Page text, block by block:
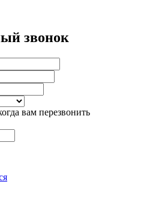
звонок
вам перезвонить